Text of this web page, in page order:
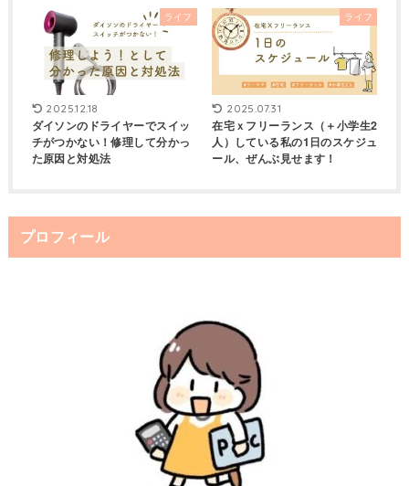
ライフ
2025.12.18
ダイソンのドライヤーでスイッ
チがつかない！修理して分かっ
た原因と対処法
ライフ
2025.07.31
在宅ｘフリーランス（＋小学生2
人）している私の1日のスケジュ
ール、ぜんぶ見せます！
プロフィール